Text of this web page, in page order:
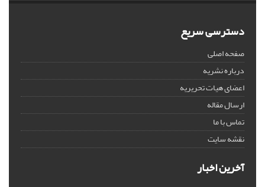
دسترسی سریع
صفحه اصلی
درباره نشریه
اعضای هیات تحریریه
ارسال مقاله
تماس با ما
نقشه سایت
آخرین اخبار